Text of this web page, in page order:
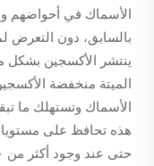
بالسابق، دون التعرض
ينتشر الأكسجين بشكل
الميتة منخفضة
الأسماك وتستهلك ما